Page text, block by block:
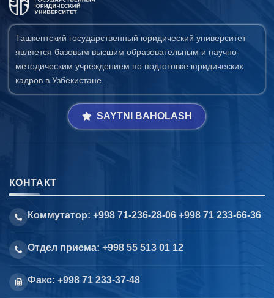
Ташкентский государственный юридический университет
является базовым высшим образовательным и научно-
методическим учреждением по подготовке юридических
кадров в Узбекистане.
SAYTNI BAHOLASH
КОНТАКТ
Коммутатор: +998 71-236-28-06 +998 71 233-66-36
Отдел приема: +998 55 513 01 12
Факс: +998 71 233-37-48